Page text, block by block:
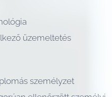
üzemeltetés
személyzet